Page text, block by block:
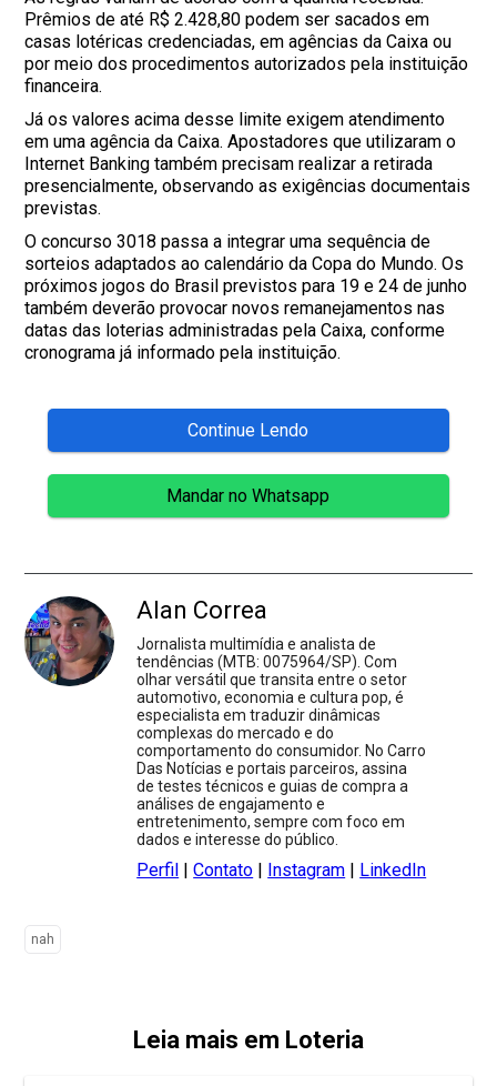
Prêmios de até R$ 2.428,80 podem ser sacados em
casas lotéricas credenciadas, em agências da Caixa ou
por meio dos procedimentos autorizados pela instituição
financeira.
Já os valores acima desse limite exigem atendimento
em uma agência da Caixa. Apostadores que utilizaram o
Internet Banking também precisam realizar a retirada
presencialmente, observando as exigências documentais
previstas.
O concurso 3018 passa a integrar uma sequência de
sorteios adaptados ao calendário da Copa do Mundo. Os
próximos jogos do Brasil previstos para 19 e 24 de junho
também deverão provocar novos remanejamentos nas
datas das loterias administradas pela Caixa, conforme
cronograma já informado pela instituição.
Continue Lendo
Mandar no Whatsapp
Alan Correa
Jornalista multimídia e analista de
tendências (MTB: 0075964/SP). Com
olhar versátil que transita entre o setor
automotivo, economia e cultura pop, é
especialista em traduzir dinâmicas
complexas do mercado e do
comportamento do consumidor. No Carro
Das Notícias e portais parceiros, assina
de testes técnicos e guias de compra a
análises de engajamento e
entretenimento, sempre com foco em
dados e interesse do público.
Perfil |Contato Instagram LinkedIn
nah
Leia mais em Loteria